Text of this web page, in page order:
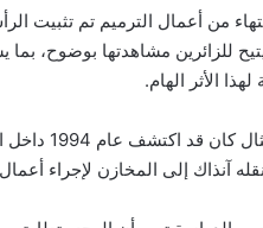
من أعمال الترميم تم تثبيت
للزائرين مشاهدتها بوضوح، بما
لهذا الأثر الهام.
وجه
آنذاك إلى المخازن لإجراء